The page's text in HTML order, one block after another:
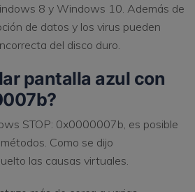
8 y Windows 10. Además de
de datos y los virus pueden
del disco duro.
pantalla azul con
STOP: 0x0000007b, es posible
Como se dijo
las causas virtuales.